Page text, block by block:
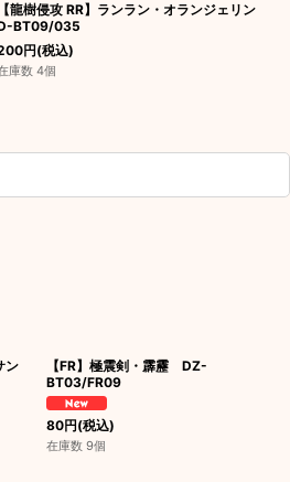
【龍樹侵攻 RR】ランラン・オランジェリン
BT09/035
円(税込)
庫数 4個
ン
【FR】極震剣・霹靂 DZ-
BT03/FR09
80円(税込)
在庫数 9個